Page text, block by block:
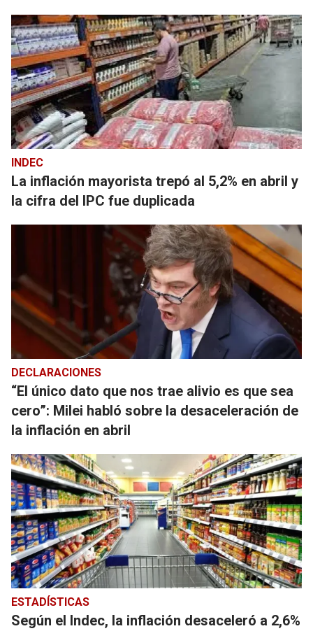
INDEC
La inflación mayorista trepó al 5,2% en abril y
la cifra del IPC fue duplicada
DECLARACIONES
“El único dato que nos trae alivio es que sea
cero”: Milei habló sobre la desaceleración de
la inflación en abril
ESTADÍSTICAS
Según el Indec, la inflación desaceleró a 2,6%